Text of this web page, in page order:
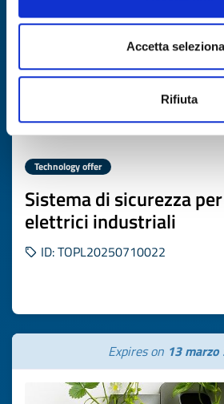
Accetta
Rifiuta
Technology offer
Sistema di sicurezza
elettrici industriali
ID: TOPL20250710022
Expires on 13